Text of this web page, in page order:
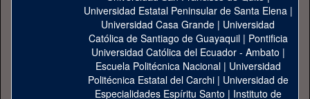
Universidad Estatal Peninsular de Santa Elena|
Universidad Casa Grande | Universidad
Católica de Santiago de Guayaquil| Pontificia
Universidad Católica del Ecuador - Ambato |
Escuela Politécnica Nacional| Universidad
Politécnica Estatal del Carchi| Universidad de
Especialidades Espíritu Santo | Instituto de